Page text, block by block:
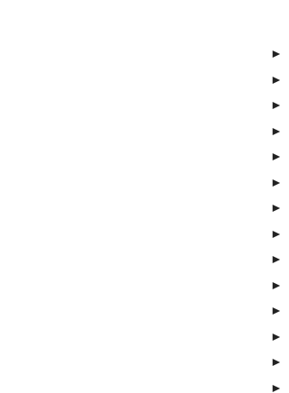
►
►
►
►
►
►
►
►
►
►
►
►
►
►